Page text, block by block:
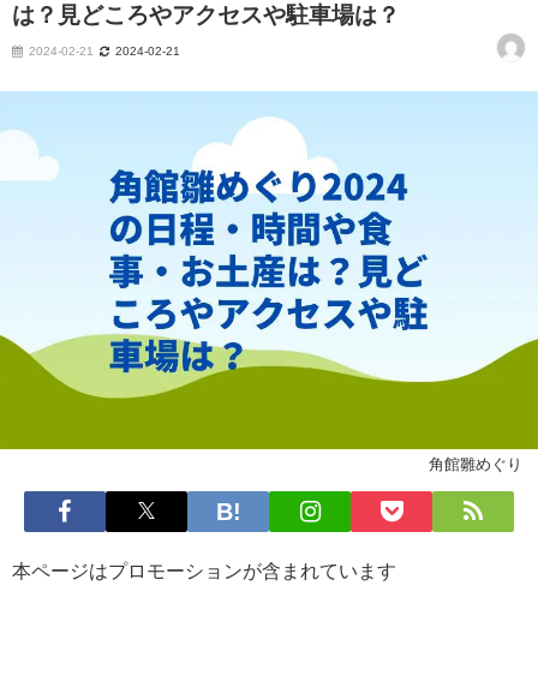
は？見どころやアクセスや駐車場は？
2024-02-21 2024-02-21
角館雛めぐり
本ページはプロモーションが含まれています